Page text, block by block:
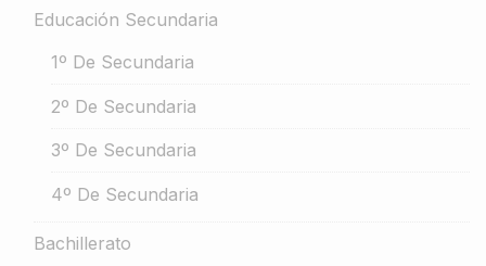
Educación Secundaria
1º De Secundaria
2º De Secundaria
3º De Secundaria
4º De Secundaria
Bachillerato